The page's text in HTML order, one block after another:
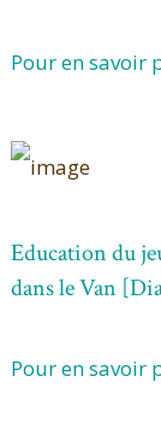
Pour en savoir
Education du
dans le Van
Pour en savoir